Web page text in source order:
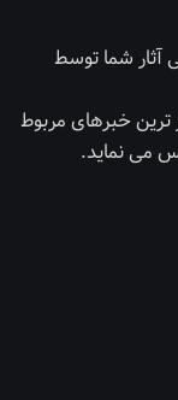
آثار شما توسط
خبرهای مربوط
می نماید.